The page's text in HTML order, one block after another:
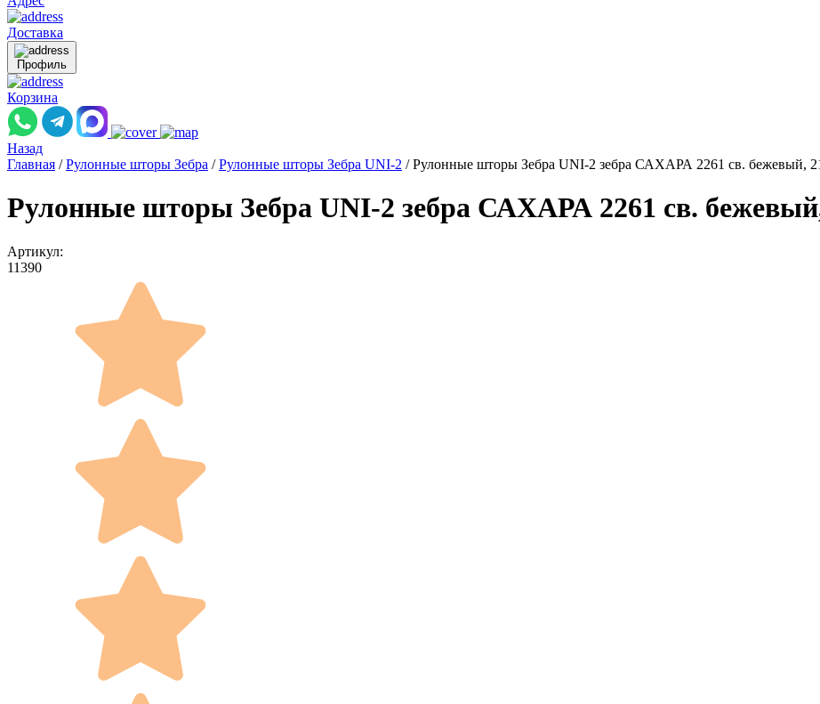
Доставка
Профиль
Корзина
Назад
Главная / Рулонные шторы Зебра / Рулонные шторы Зебра UNI-2 / Рулонные шторы Зебра UNI-2 зебра САХАРА 2261 св. бежевый,
Рулонные шторы Зебра UNI-2 зебра САХАРА 2261 св.
Артикул:
11390